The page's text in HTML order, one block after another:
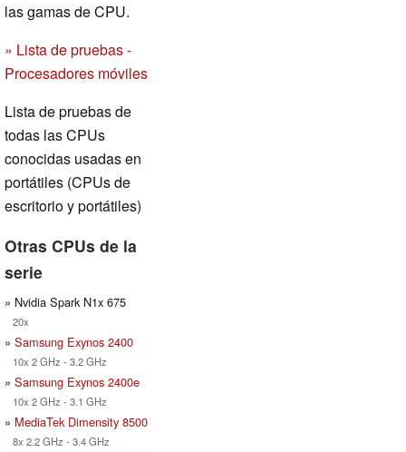
las gamas de CPU.
» Lista de pruebas -
Procesadores móviles
Lista de pruebas de
todas las CPUs
conocidas usadas en
portátiles (CPUs de
escritorio y portátiles)
Otras CPUs de la
serie
» Nvidia Spark N1x 675
20x
» Samsung Exynos 2400
10x 2 GHz - 3.2 GHz
» Samsung Exynos 2400e
10x 2 GHz - 3.1 GHz
» MediaTek Dimensity 8500
8x 2.2 GHz - 3.4 GHz